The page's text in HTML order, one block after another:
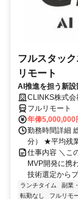
フルスタッ
リモート
AI推進を担う新設
CLINKS株式会
フルリモート
年俸5,000,000
勤務時間詳細
分） ★平均残
仕事内容 ＼こ
MVP開発に携
技術選定から
ランチタイム 副業
転勤なし
フルリモ